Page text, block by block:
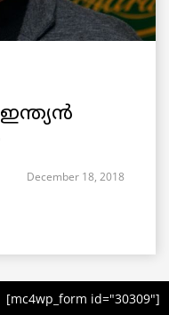
December 18, 2018
[mc4wp_form id="30309"]